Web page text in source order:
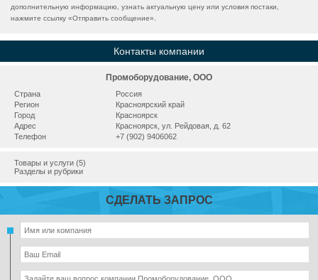
дополнительную информацию, узнать актуальную цену или условия постаки,
нажмите ссылку «Отправить сообщение».
Контакты компании
Промоборудование, ООО
Страна
Россия
Регион
Красноярский край
Город
Красноярск
Адрес
Красноярск, ул. Рейдовая, д. 62
Телефон
+7 (902) 9406062
Товары и услуги (5)
Разделы и рубрики
СДЕЛАТЬ ЗАПРОС